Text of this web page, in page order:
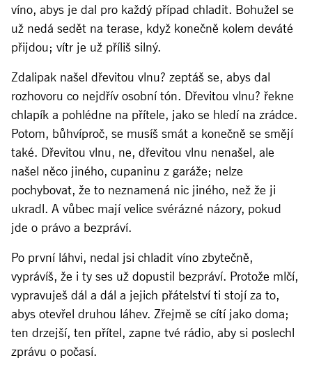
víno, abys je dal pro každý případ chladit. Bohužel se
už nedá sedět na terase, když konečně kolem deváté
přijdou; vítr je už příliš silný.
Zdalipak našel dřevitou vlnu? zeptáš se, abys dal
rozhovoru co nejdřív osobní tón. Dřevitou vlnu? řekne
chlapík a pohlédne na přítele, jako se hledí na zrádce.
Potom, bůhvíproč, se musíš smát a konečně se smějí
také. Dřevitou vlnu, ne, dřevitou vlnu nenašel, ale
našel něco jiného, cupaninu z garáže; nelze
pochybovat, že to neznamená nic jiného, než že ji
ukradl. A vůbec mají velice svérázné názory, pokud
jde o právo a bezpráví.
Po první láhvi, nedal jsi chladit víno zbytečně,
vyprávíš, že i ty ses už dopustil bezpráví. Protože mlčí,
vypravuješ dál a dál a jejich přátelství ti stojí za to,
abys otevřel druhou láhev. Zřejmě se cítí jako doma;
ten drzejší, ten přítel, zapne tvé rádio, aby si poslechl
zprávu o počasí.